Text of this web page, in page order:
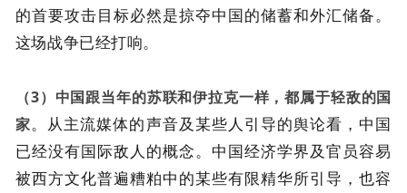
的首要攻击目标必然是掠夺中国的储蓄和外汇储备。
这场战争已经打响。
（3）中国跟当年的苏联和伊拉克一样，都属于轻敌的国
家。从主流媒体的声音及某些人引导的舆论看，中国
已经没有国际敌人的概念。中国经济学界及官员容易
被西方文化普遍糟粕中的某些有限精华所引导，也容